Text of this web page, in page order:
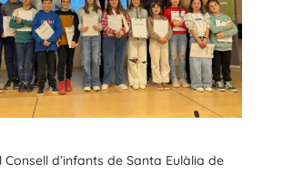
d’infants de Santa Eulàlia de